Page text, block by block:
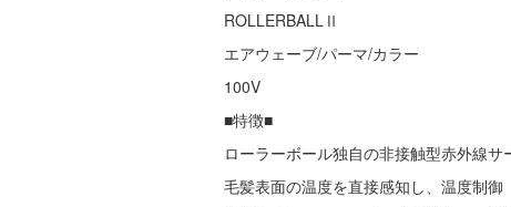
ROLLERBALLⅡ
エアウェーブ/パーマ/カラー
100V
■特徴■
ローラーボール独自の非接触型赤外線サ
毛髪表面の温度を直接感知し、温度制御